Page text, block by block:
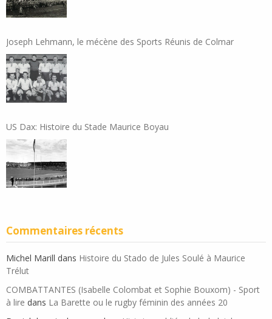
Joseph Lehmann, le mécène des Sports Réunis de Colmar
US Dax: Histoire du Stade Maurice Boyau
Commentaires récents
Michel Marill dans Histoire du Stado de Jules Soulé à Maurice
Trélut
COMBATTANTES (Isabelle Colombat et Sophie Bouxom) - Sport
à lire dans La Barette ou le rugby féminin des années 20